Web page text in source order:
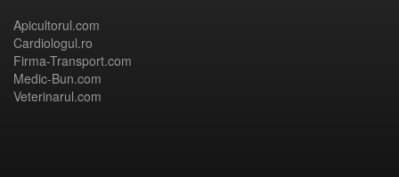
Apicultorul.com
Cardiologul.ro
Firma-Transport.com
Medic-Bun.com
Veterinarul.com